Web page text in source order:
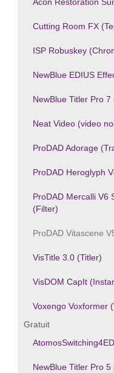
Acon Restoration
Cutting Room FX
ISP Robuskey
NewBlue EDIUS
NewBlue Titler Pro 7
Neat Video (video
ProDAD Adorage
ProDAD Heroglyph
ProDAD Mercalli V6
(Filter)
ProDAD Vitascene
VisTitle 3.0 (Titler)
VisDOM CapIt
Voxengo Voxformer
Gratuit
NewBlue Titler Pro 5